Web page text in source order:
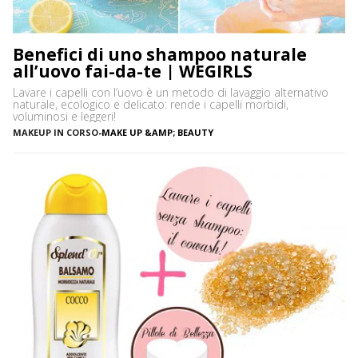
Benefici di uno shampoo naturale
all’uovo fai-da-te | WEGIRLS
Lavare i capelli con l’uovo è un metodo di lavaggio alternativo
naturale, ecologico e delicato: rende i capelli morbidi,
voluminosi e leggeri!
MAKEUP IN CORSO-MAKE UP &AMP; BEAUTY